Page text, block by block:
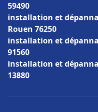
59490
installation et
Rouen 76250
installation et
91560
installation et
13880